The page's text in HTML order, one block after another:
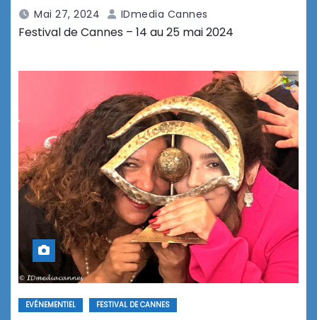
Mai 27, 2024 IDmedia Cannes
Festival de Cannes – 14 au 25 mai 2024
EVÉNEMENTIEL FESTIVAL DE CANNES